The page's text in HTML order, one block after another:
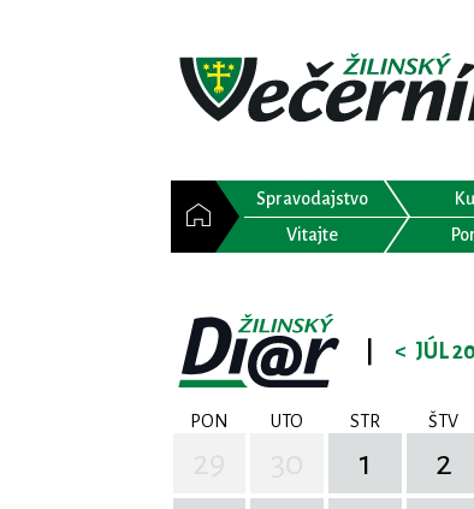
Spravodajstvo
Vitajte
< JÚL
PON UTO STR ŠTV
1 2